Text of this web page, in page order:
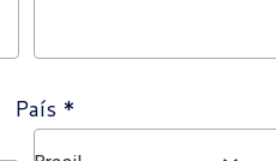
País *